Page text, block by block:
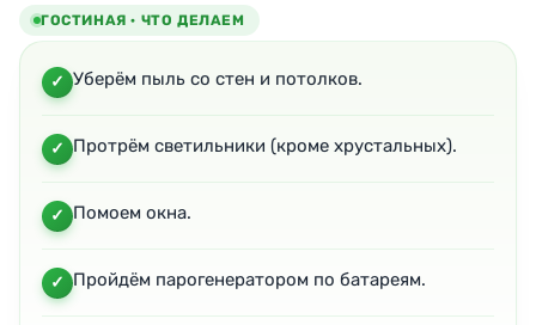
ГОСТИНАЯ · ЧТО ДЕЛАЕМ
Уберём пыль со стен и потолков.
Протрём светильники (кроме хрустальных).
Помоем окна.
Пройдём парогенератором по батареям.